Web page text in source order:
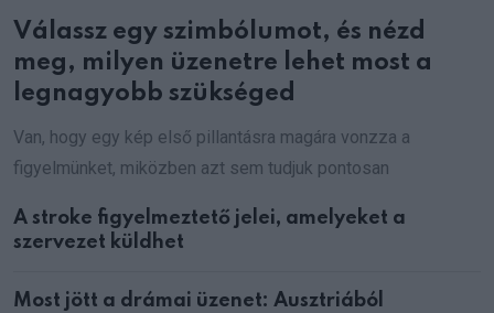
Válassz egy szimbólumot, és nézd
meg, milyen üzenetre lehet most a
legnagyobb szükséged
Van, hogy egy kép első pillantásra magára vonzza a
figyelmünket, miközben azt sem tudjuk pontosan
A stroke figyelmeztető jelei, amelyeket a
szervezet küldhet
Most jött a drámai üzenet: Ausztriából